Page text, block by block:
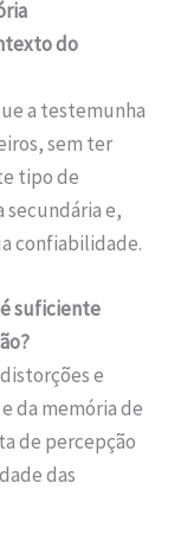
do
a testemunha
sem ter
tipo de
e,
confiabilidade.
suficiente
e
da memória de
de percepção
das